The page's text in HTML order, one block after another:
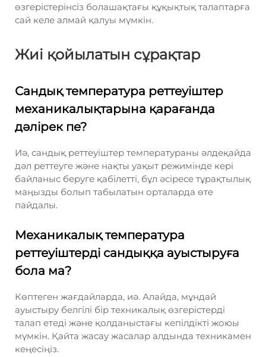
өзгерістерінсіз болашақтағы құқықтық талаптарға
сай келе алмай қалуы мүмкін.
Жиі қойылатын сұрақтар
Сандық температура реттеуіштер
механикалықтарына қарағанда
дәлірек пе?
Иә, сандық реттеуіштер температураны әлдеқайда
дәл реттеуге және нақты уақыт режимінде кері
байланыс беруге қабілетті, бұл әсіресе тұрақтылық
маңызды болып табылатын орталарда өте
пайдалы.
Механикалық температура
реттеуіштерді сандыққа ауыстыруға
бола ма?
Көптеген жағдайларда, иә. Алайда, мұндай
ауыстыру белгілі бір техникалық өзгерістерді
талап етеді және қолданыстағы кепілдікті жоюы
мүмкін. Қайта жасау жасалар алдында техникамен
кеңесіңіз.